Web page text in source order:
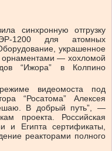
синхронную отгрузку
1200 для атомных
украшенное
орнаментами — хохломой
“Ижора” в Колпино
видеомоста под
“Росатома” Алексея
В добрый путь”, —
проекта. Российская
и Египта сертификаты,
реакторами полного